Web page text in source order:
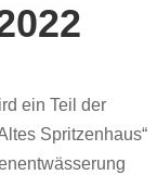
ein Teil der
Spritzenhaus“